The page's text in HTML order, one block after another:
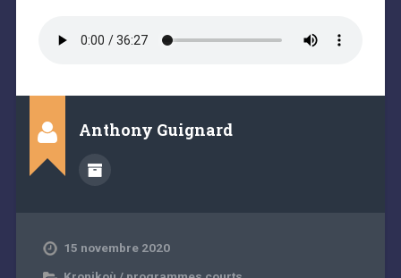
Anthony Guignard
15 novembre 2020